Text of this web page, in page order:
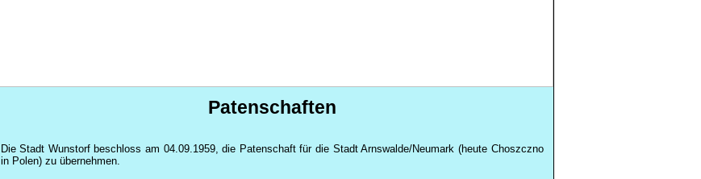
Patenschaften
Die Stadt Wunstorf beschloss am 04.09.1959, die Patenschaft für die Stadt Arnswalde/Neumark (heute Choszczno
in Polen) zu übernehmen.